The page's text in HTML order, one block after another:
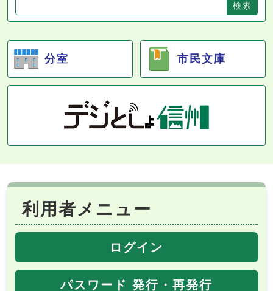
分室 市民文庫
利用者メニュー
ログイン
パスワード 発行・再発行